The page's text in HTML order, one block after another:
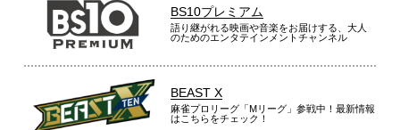
BS10プレミアム
語り継がれる映画や音楽をお届けする、大人
のためのエンタテインメントチャンネル
BEAST X
麻雀プロリーグ「Mリーグ」参戦中！最新情報
はこちらをチェック！